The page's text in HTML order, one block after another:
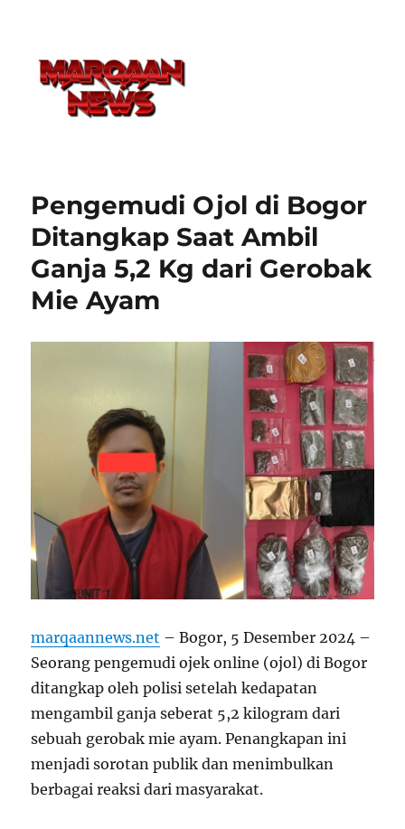
Pengemudi Ojol di Bogor
Ditangkap Saat Ambil
Ganja 5,2 Kg dari Gerobak
Mie Ayam
marqaannews.net – Bogor, 5 Desember 2024 –
Seorang pengemudi ojek online (ojol) di Bogor
ditangkap oleh polisi setelah kedapatan
mengambil ganja seberat 5,2 kilogram dari
sebuah gerobak mie ayam. Penangkapan ini
menjadi sorotan publik dan menimbulkan
berbagai reaksi dari masyarakat.